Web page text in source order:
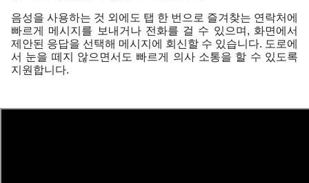
음성을 사용하는 것 외에도 탭 한 번으로 즐겨찾는 연락처에
빠르게 메시지를 보내거나 전화를 걸 수 있으며, 화면에서
제안된 응답을 선택해 메시지에 회신할 수 있습니다. 도로에
서 눈을 떼지 않으면서도 빠르게 의사 소통을 할 수 있도록
지원합니다.